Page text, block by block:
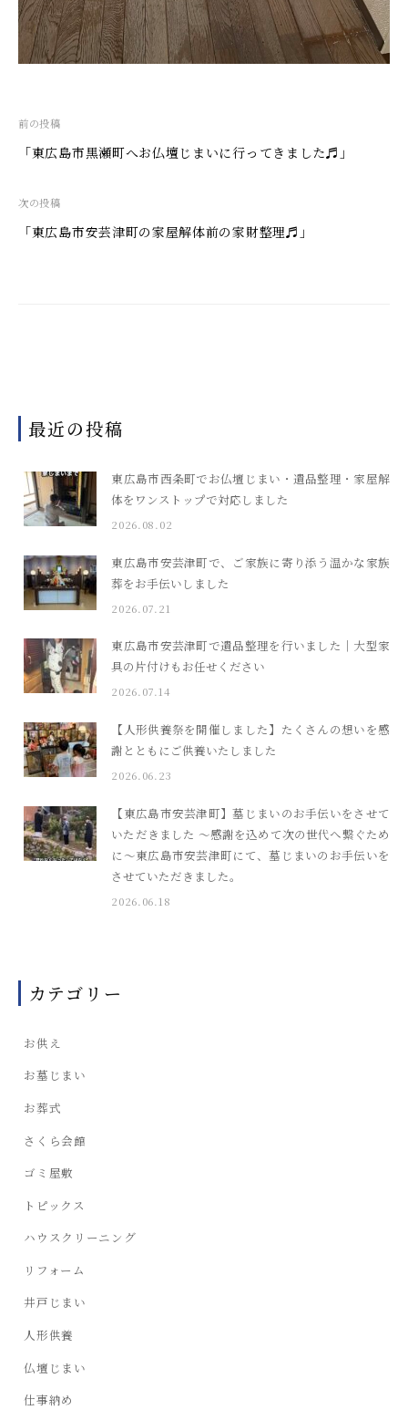
投
稿
ビ
ゲ
前の投稿
「東広島市黒瀬町へお仏壇じまいに行ってきました♬」
次の投稿
「東広島市安芸津町の家屋解体前の家財整理♬」
最近の投稿
東広島市西条町でお仏壇じまい・遺品整理・家屋解
体をワンストップで対応しました
2026.08.02
東広島市安芸津町で、ご家族に寄り添う温かな家族
葬をお手伝いしました
2026.07.21
東広島市安芸津町で遺品整理を行いました｜大型家
具の片付けもお任せください
2026.07.14
【人形供養祭を開催しました】たくさんの想いを感
謝とともにご供養いたしました
2026.06.23
【東広島市安芸津町】墓じまいのお手伝いをさせて
いただきました ～感謝を込めて次の世代へ繋ぐため
に～東広島市安芸津町にて、墓じまいのお手伝いを
させていただきました。
2026.06.18
カテゴリー
お供え
お墓じまい
お葬式
さくら会館
ゴミ屋敷
トピックス
ハウスクリーニング
リフォーム
井戸じまい
人形供養
仏壇じまい
仕事納め